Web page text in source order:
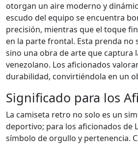
otorgan un aire moderno y
escudo del equipo se encuentra
precisión, mientras que el toque
en la parte frontal. Esta prenda no
sino una obra de arte que captura
venezolano. Los aficionados
durabilidad, convirtiéndola en un
Significado para los
La camiseta retro no solo es un
deportivo; para los aficionados de
símbolo de orgullo y pertenencia.